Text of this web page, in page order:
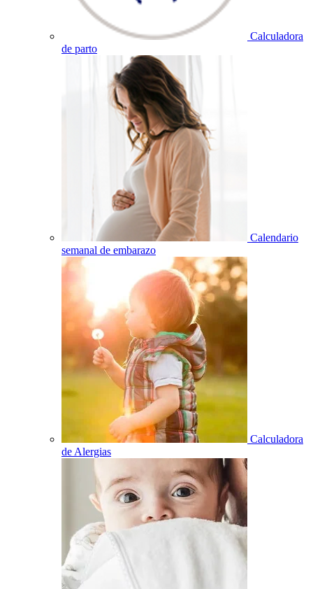
Calculadora
de parto
Calendario
semanal de embarazo
Calculadora
de Alergias